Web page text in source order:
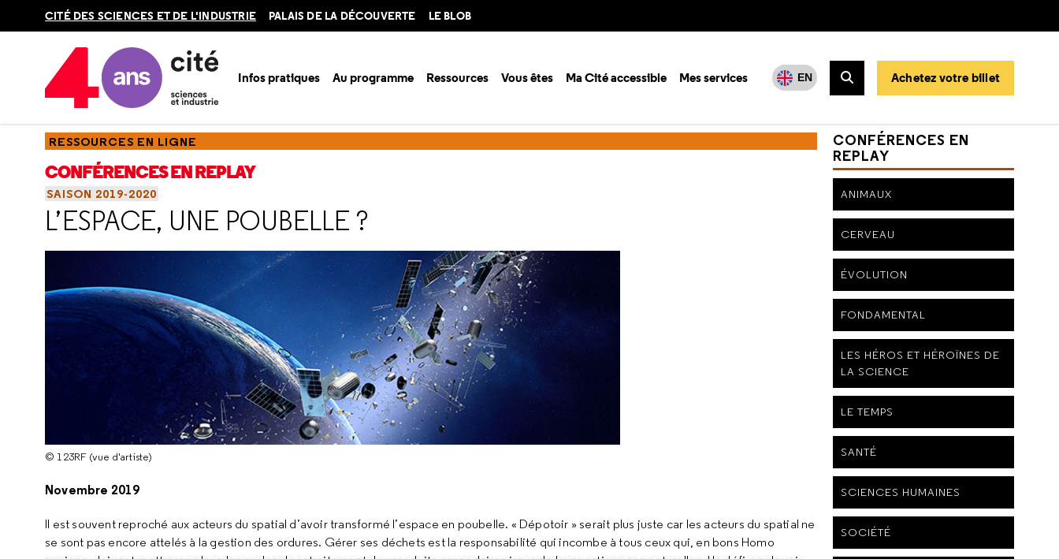
CITÉ DES SCIENCES ET DE L'INDUSTRIE PALAIS DE LA DÉCOUVERTE LE BLOB
Infos pratiques Au programme Ressources Vous êtes Ma Cité accessible Mes services EN
Rechercher
Achetez votre billet
Accueil Ressources
RESSOURCES EN LIGNE
CONFÉRENCES EN REPLAY
SAISON 2019-2020
L’ESPACE, UNE POUBELLE ?
© 123RF (vue d'artiste)
Novembre 2019
Il est souvent reproché aux acteurs du spatial d’avoir transformé l’espace en poubelle. « Dépotoir » serait plus juste car les acteurs du spatial ne
se sont pas encore attelés à la gestion des ordures. Gérer ses déchets est la responsabilité qui incombe à tous ceux qui, en bons Homo
CONFÉRENCES EN
REPLAY
ANIMAUX
CERVEAU
ÉVOLUTION
FONDAMENTAL
LES HÉROS ET HÉROÏNES DE
LA SCIENCE
LE TEMPS
SANTÉ
SCIENCES HUMAINES
SOCIÉTÉ